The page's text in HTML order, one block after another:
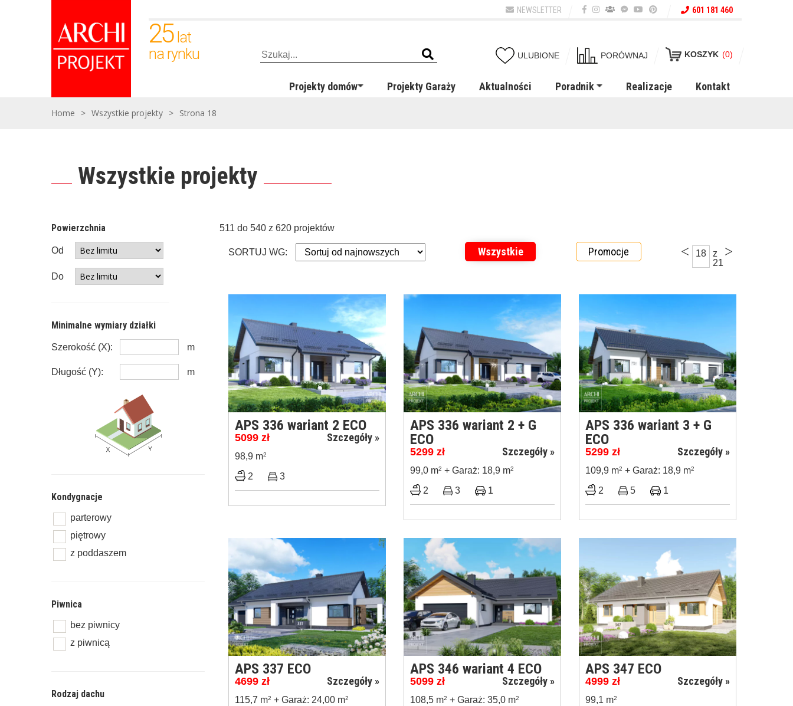
NEWSLETTER 601 181 460
25 lat
na rynku
ULUBIONE PORÓWNAJ KOSZYK (0)
Projekty domów Projekty Garaży Aktualności Poradnik Realizacje Kontakt
Home > Wszystkie projekty > Strona 18
Wszystkie projekty
Powierzchnia
Od
Do
Minimalne wymiary działki
Szerokość (X): m
Długość (Y): m
Kondygnacje
parterowy
piętrowy
z poddaszem
Piwnica
bez piwnicy
z piwnicą
Rodzaj dachu
511 do 540 z 620 projektów
SORTUJ WG: Wszystkie Promocje < 18
z
21
>
APS 336 wariant 2 ECO
5099 zł Szczegóły »
98,9 m2
2 3
APS 336 wariant 2 + G
ECO
5299 zł Szczegóły »
99,0 m2 + Garaż: 18,9 m2
2 3 1
APS 336 wariant 3 + G
ECO
5299 zł Szczegóły »
109,9 m2 + Garaż: 18,9 m2
2 5 1
APS 337 ECO
4699 zł Szczegóły »
115,7 m2 + Garaż: 24,00 m2
APS 346 wariant 4 ECO
5099 zł Szczegóły »
108,5 m2 + Garaż: 35,0 m2
APS 347 ECO
4999 zł Szczegóły »
99,1 m2